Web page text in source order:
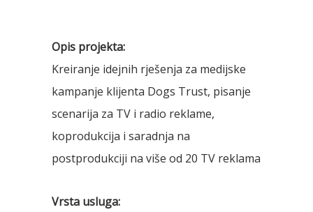
Opis projekta:
Kreiranje idejnih rješenja za medijske
kampanje klijenta Dogs Trust, pisanje
scenarija za TV i radio reklame,
koprodukcija i saradnja na
postprodukciji na više od 20 TV reklama
Vrsta usluga: